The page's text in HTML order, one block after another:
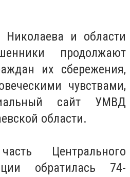
Николаева и области
продолжают
их сбережения,
чувствами,
сайт УМВД
области.
Центрального
обратилась 74-